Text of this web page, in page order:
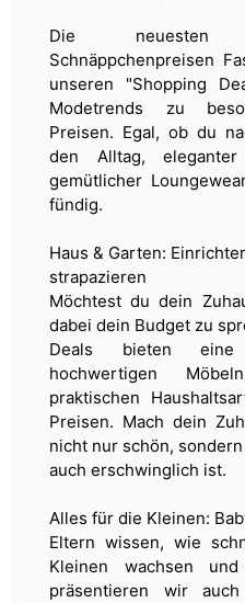
Die neuesten
Schnäppchenpreisen
unseren "Shopping
Modetrends zu
Preisen. Egal, ob du
den Alltag, eleganter
gemütlicher
fündig.
Haus & Garten:
strapazieren
Möchtest du dein
dabei dein Budget zu
Deals bieten
hochwertigen
praktischen
Preisen. Mach dein
nicht nur schön, sondern
auch erschwinglich ist.
Alles für die Kleinen:
Eltern wissen, wie
Kleinen wachsen
präsentieren wir